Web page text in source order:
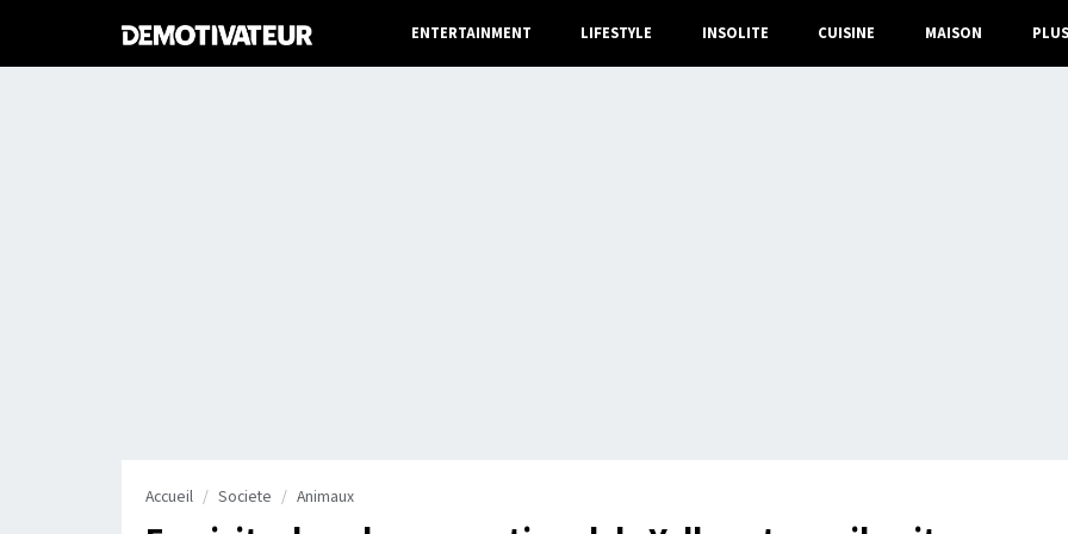
ENTERTAINMENT LIFESTYLE INSOLITE CUISINE MAISON PLUS
Accueil Societe Animaux